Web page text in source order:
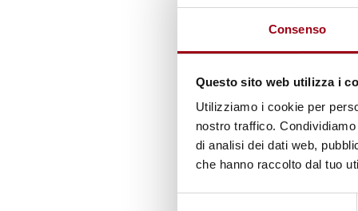
Consenso
Questo sito web utilizza i
Utilizziamo i cookie per
nostro traffico.
di analisi dei dati web,
che hanno raccolto dal tuo